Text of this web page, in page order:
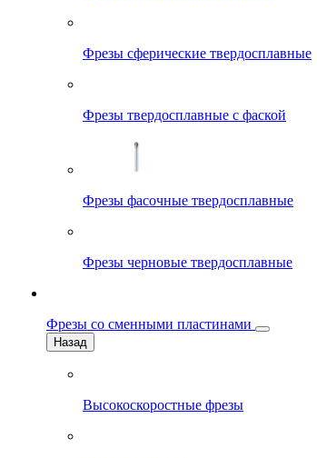
Фрезы сферические твердосплавные
Фрезы твердосплавные с фаской
Фрезы фасочные твердосплавные
Фрезы черновые твердосплавные
Фрезы со сменными пластинами
Назад
Высокоскоростные фрезы